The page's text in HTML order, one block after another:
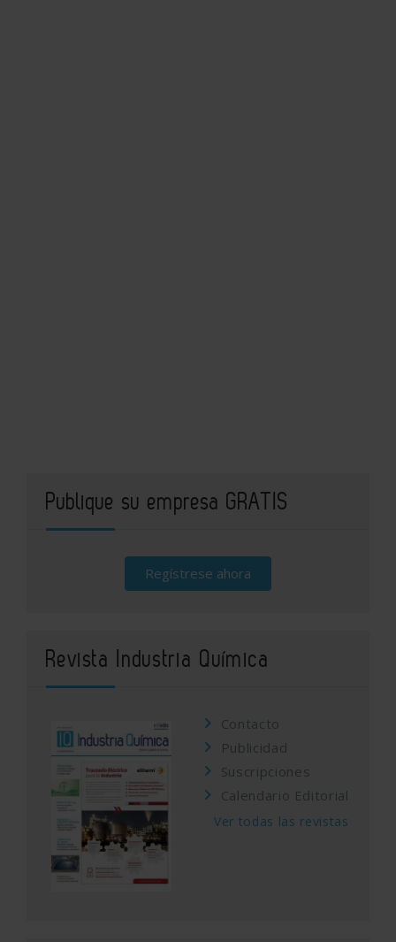
Publique su empresa GRATIS
Regístrese ahora
Revista Industria Química
Contacto
Publicidad
Suscripciones
Calendario Editorial
Ver todas las revistas